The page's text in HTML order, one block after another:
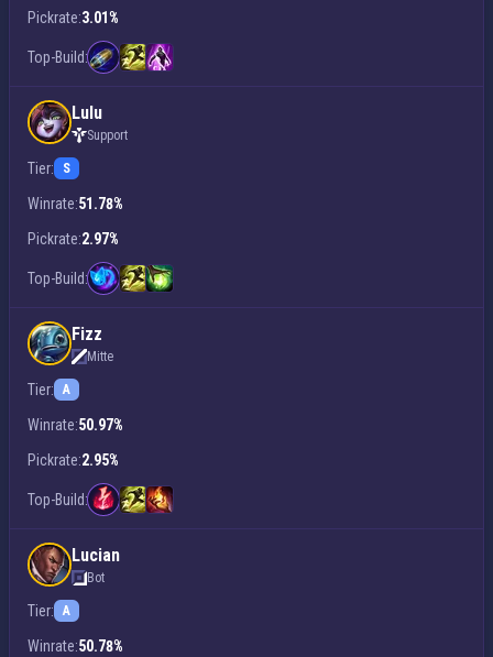
Pickrate:3.01%
Top-Build:
Lulu
Support
Tier: S
Winrate:51.78%
Pickrate:2.97%
Top-Build:
Fizz
Mitte
Tier: A
Winrate:50.97%
Pickrate:2.95%
Top-Build:
Lucian
Bot
Tier: A
Winrate:50.78%